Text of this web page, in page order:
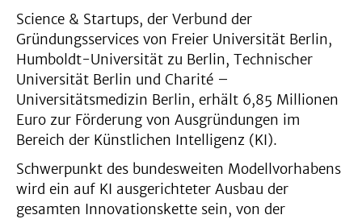
Science & Startups, der Verbund der
Gründungsservices von Freier Universität Berlin,
Humboldt-Universität zu Berlin, Technischer
Universität Berlin und Charité –
Universitätsmedizin Berlin, erhält 6,85 Millionen
Euro zur Förderung von Ausgründungen im
Bereich der Künstlichen Intelligenz (KI).
Schwerpunkt des bundesweiten Modellvorhabens
wird ein auf KI ausgerichteter Ausbau der
gesamten Innovationskette sein, von der